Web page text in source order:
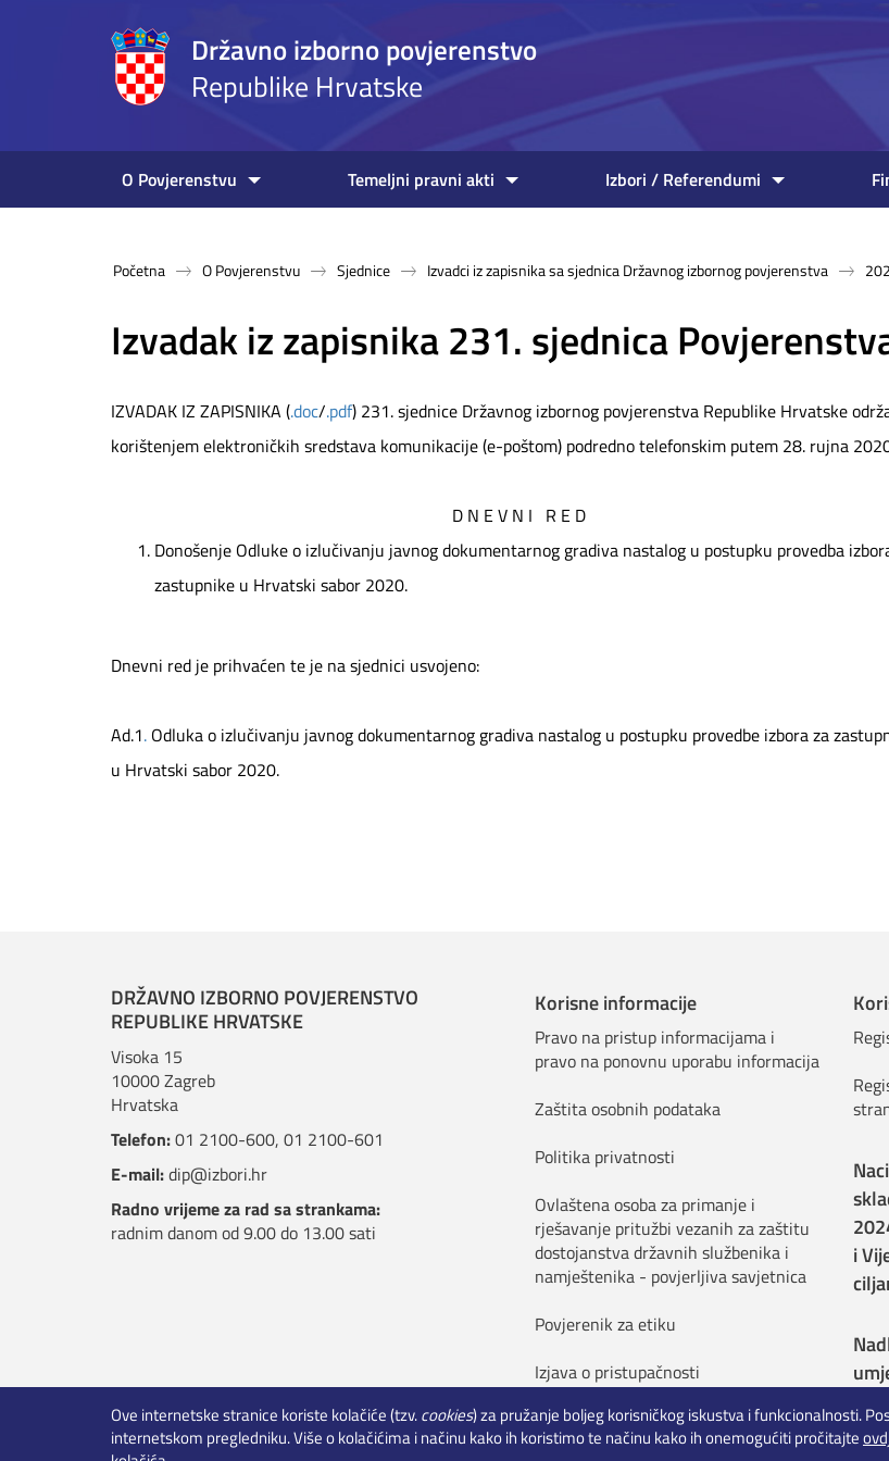
Ove internetske stranice koriste kolačiće (tzv.cookies) za pružanje boljeg korisničkog iskustva i funkcionalnosti.
internetskom pregledniku. Više o kolačićima i načinu kako ih koristimo te načinu kako ih onemogućiti pročitajte
Državno izborno povjerenstvo
Republike Hrvatske
O Povjerenstvu
Temeljni pravni akti Izbori / Referendumi
Početna O Povjerenstvu Sjednice Izvadci iz zapisnika sa sjednica Državnog izbornog povjerenstva
Izvadak iz zapisnika 231. sjednica
IZVADAK IZ ZAPISNIKA (.doc/.pdf) 231. sjednice Državnog izbornog povjerenstva Republike Hrvatske
korištenjem elektroničkih sredstava komunikacije (e-poštom) podredno telefonskim putem 28. rujna
D N E V N I R E D
Donošenje Odluke o izlučivanju javnog dokumentarnog gradiva nastalog u postupku provedba
zastupnike u Hrvatski sabor 2020.
Dnevni red je prihvaćen te je na sjednici usvojeno:
Ad.1. Odluka o izlučivanju javnog dokumentarnog gradiva nastalog u postupku provedbe izbora za
u Hrvatski sabor 2020.
DRŽAVNO IZBORNO POVJERENSTVO
REPUBLIKE HRVATSKE
Visoka 15
10000 Zagreb
Hrvatska
Telefon:01 2100-600, 01 2100-601
E-mail:dip@izbori.hr
Radno vrijeme za rad sa strankama:
radnim danom od 9.00 do 13.00 sati
Korisne informacije
Pravo na pristup informacijama i
pravo na ponovnu uporabu informacija
Zaštita osobnih podataka
Politika privatnosti
Ovlaštena osoba za primanje i
rješavanje pritužbi vezanih za zaštitu
dostojanstva državnih službenika i
namještenika - povjerljiva savjetnica
Povjerenik za etiku
Izjava o pristupačnosti
i
Rezultati izbora - otvoreni podaci